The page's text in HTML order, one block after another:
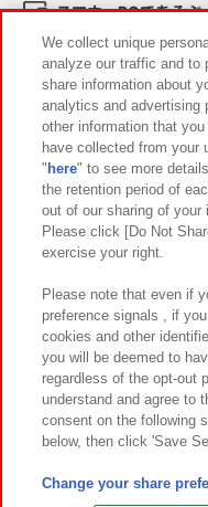
スマホ・PCであそぶ
イベント・キャンペー
関連会社 サス
プライバシーポリシー
お取引先さまとと
カスタマーハラスメント対
©Bandai
We collect unique
analyze our traffic and to
share information about
analytics and advertising
other information that
have collected from
" here" to see more
the retention period of
out of our sharing of your
Please click [Do Not
exercise your right.
Please note that even if
preference signals , if
cookies and other
you will be deemed to
regardless of the opt-out
understand and agree to
consent on the following
below, then click 'Save
Change your share